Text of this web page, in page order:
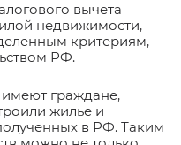
вычета
недвижимости,
критериям,
РФ.
граждане,
жилье и
в РФ. Таким